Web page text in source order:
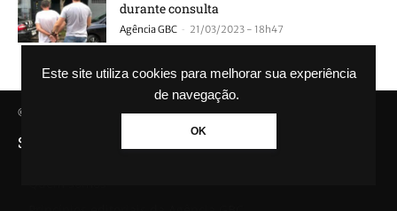
Este site utiliza cookies para melhorar sua experiência
de navegação.
OK
durante consulta
Agência GBC - 21/03/2023 - 18h47
© Agência GBC. Aqui tem notícia. Todos os direitos reservados.
SAIBA MAIS SOBRE A AGÊNCIA GBC